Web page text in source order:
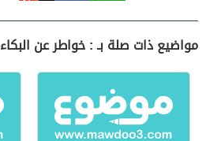
مواضيع ذات صلة بـ : خواطر عن البكاء